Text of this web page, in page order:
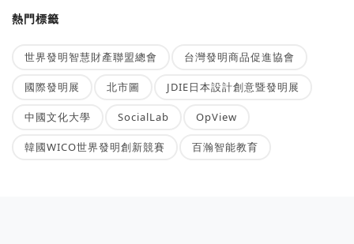
熱門標籤
世界發明智慧財產聯盟總會 台灣發明商品促進協會
國際發明展 北市圖 JDIE日本設計創意暨發明展
中國文化大學 SocialLab OpView
韓國WICO世界發明創新競賽 百瀚智能教育